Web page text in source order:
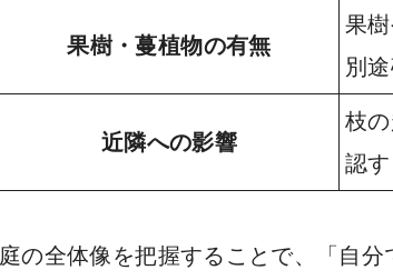
果樹・蔓植物の有無
果
別
近隣への影響
枝
認
庭の全体像を把握することで、「自